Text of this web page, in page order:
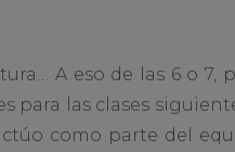
A eso de las 6 o 7,
para las clases
como parte del